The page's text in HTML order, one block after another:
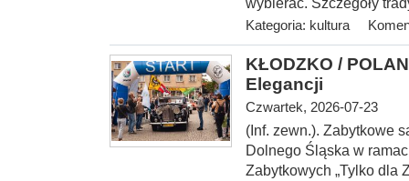
Kategoria: kultura
KŁODZKO /
Elegancji
Czwartek, 2026-07-23
(Inf. zewn.). Zabytkowe
Dolnego Śląska w
Zabytkowych „Tylko dla